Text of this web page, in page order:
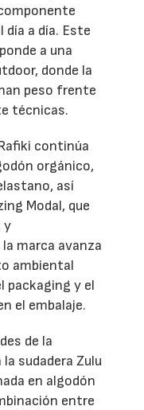
día a día. Este
a una
donde la
peso frente
técnicas.
continúa
orgánico,
así
Modal, que
y
marca avanza
ambiental
packaging y el
el embalaje.
de la
sudadera Zulu
en algodón
entre